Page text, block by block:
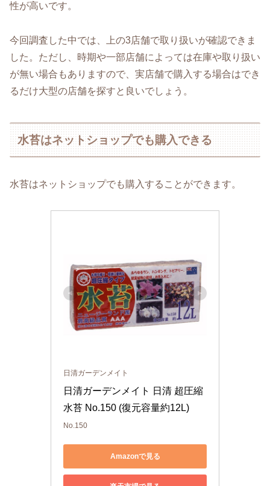
性が高いです。
今回調査した中では、上の3店舗で取り扱いが確認できま
した。ただし、時期や一部店舗によっては在庫や取り扱い
が無い場合もありますので、実店舗で購入する場合はでき
るだけ大型の店舗を探すと良いでしょう。
水苔はネットショップでも購入できる
水苔はネットショップでも購入することができます。
日清ガーデンメイト
日清ガーデンメイト 日清 超圧縮
水苔 No.150 (復元容量約12L)
No.150
Amazonで見る